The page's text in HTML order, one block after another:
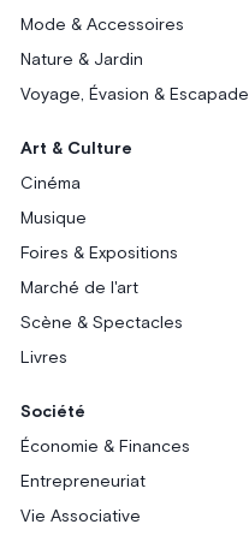
Mode & Accessoires
Nature & Jardin
Voyage, Évasion & Escapade
Art & Culture
Cinéma
Musique
Foires & Expositions
Marché de l'art
Scène & Spectacles
Livres
Société
Économie & Finances
Entrepreneuriat
Vie Associative